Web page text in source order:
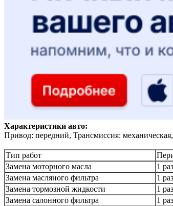
Характеристики авто:
Привод: передний, Трансмиссия:
Тип работ
Замена моторного масла
1
Замена масляного фильтра
1
Замена тормозной жидкости
1
Замена салонного фильтра
1